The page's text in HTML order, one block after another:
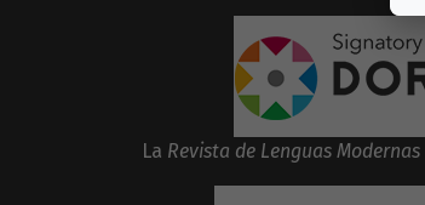
La Revista de Lenguas Modernas